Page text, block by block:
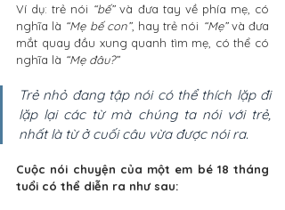
Ví dụ: trẻ nói “bế” và đưa tay về phía mẹ, có
nghĩa là “Mẹ bế con”, hay trẻ nói “Mẹ” và đưa
mắt quay đầu xung quanh tìm mẹ, có thể có
nghĩa là “Mẹ đâu?”
Trẻ nhỏ đang tập nói có thể thích lặp đi
lặp lại các từ mà chúng ta nói với trẻ,
nhất là từ ở cuối câu vừa được nói ra.
Cuộc nói chuyện của một em bé 18 tháng
tuổi có thể diễn ra như sau: